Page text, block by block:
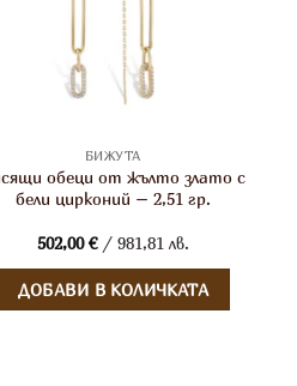
БИЖУТА
обеци от жълто злато с
бели цирконий – 2,51 гр.
502,00€/ 981,81 лв.
ДОБАВИ В КОЛИЧКАТА